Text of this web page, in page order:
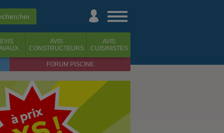
AVIS
CONSTRUCTEURS
AVIS
CUISINISTES
FORUM PISCINE